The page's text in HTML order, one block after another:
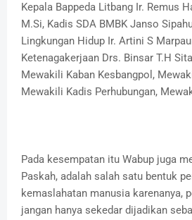
Kepala Bappeda Litbang Ir. Remus
M.Si, Kadis SDA BMBK Janso
Lingkungan Hidup Ir. Artini S
Ketenagakerjaan Drs. Binsar T.H
Mewakili Kaban Kesbangpol,
Mewakili Kadis Perhubungan,
Pada kesempatan itu Wabup juga
Paskah, adalah salah satu bentuk
kemaslahatan manusia karenanya,
jangan hanya sekedar dijadikan